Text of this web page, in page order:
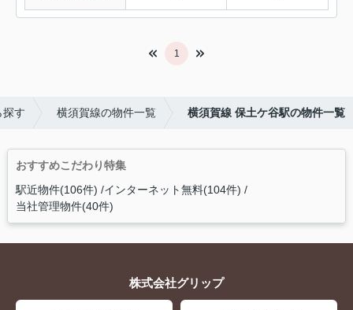
1
探す 横須賀線の物件一覧 横須賀線 保土ケ谷駅の物件一覧
おすすめこだわり特集
駅近物件(106件) インターネット無料(104件)
当社管理物件(40件)
株式会社グリップ